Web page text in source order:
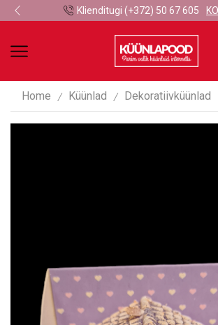
Klienditugi (+372) 50 67 605
Home / Küünlad / Dekoratiivküünlad